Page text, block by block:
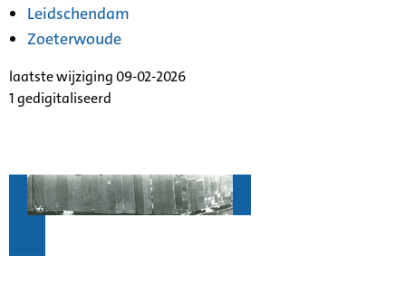
Leidschendam
Zoeterwoude
laatste wijziging 09-02-2026
1 gedigitaliseerd